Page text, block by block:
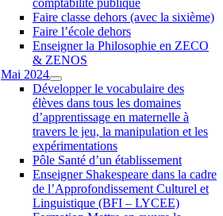
comptabilité publique
Faire classe dehors (avec la sixième)
Faire l’école dehors
Enseigner la Philosophie en ZECO
& ZENOS
Mai 2024
Développer le vocabulaire des
élèves dans tous les domaines
d’apprentissage en maternelle à
travers le jeu, la manipulation et les
expérimentations
Pôle Santé d’un établissement
Enseigner Shakespeare dans la cadre
de l’Approfondissement Culturel et
Linguistique (BFI – LYCEE)